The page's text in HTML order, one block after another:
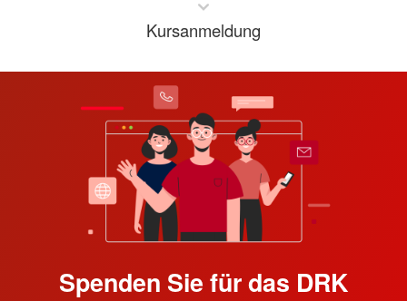
Kursanmeldung
Spenden Sie für das DRK